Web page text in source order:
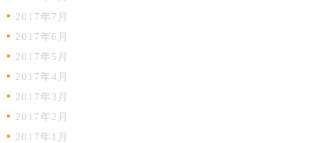
2017年7月
2017年6月
2017年5月
2017年4月
2017年3月
2017年2月
2017年1月